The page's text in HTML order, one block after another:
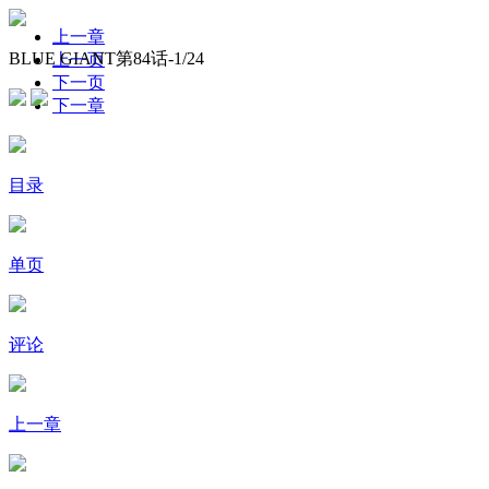
BLUE GIANT第84话-1/24
上一章
上一页
下一页
下一章
目录
单页
评论
上一章